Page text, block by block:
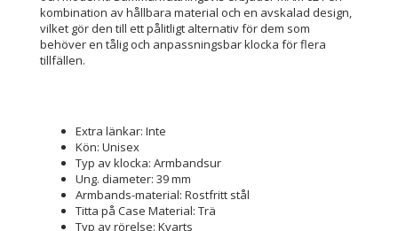
kombination av hållbara material och en avskalad design,
vilket gör den till ett pålitligt alternativ för dem som
behöver en tålig och anpassningsbar klocka för flera
tillfällen.
Extra länkar: Inte
Kön: Unisex
Typ av klocka: Armbandsur
Ung. diameter: 39 mm
Armbands-material: Rostfritt stål
Titta på Case Material: Trä
Typ av rörelse: Kvarts